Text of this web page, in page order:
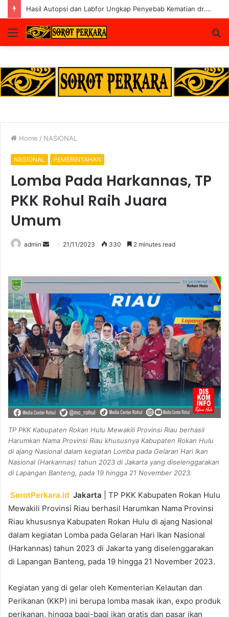
Polres Rohul Kembalikan 6 Kendaraan ke Korban, Pelaku Curanmor Dijerat 7 Tahun Penjara
Menu
Home / NASIONAL
NASIONAL PEMERINTAHAN
Lomba Pada Harkannas, TP
PKK Rohul Raih Juara
Umum
admin
Send 21/11/2023 330 2 minutes read
TP PKK Kabupaten Rokan Hulu Mewakili Provinsi Riau berhasil
Harumkan Nama Provinsi Riau khususnya Kabupaten Rokan Hulu
di ajang Nasional dalam kegiatan Lomba pada Gelaran Hari Ikan
Nasional (Harkannas) tahun 2023 di Jakarta yang diselenggarakan
di Lapangan Banteng, pada 19 hingga 21 November 2023.
SorotPerkara.id Jakarta | TP PKK Kabupaten Rokan Hulu
Mewakili Provinsi Riau berhasil Harumkan Nama Provinsi
Riau khususnya Kabupaten Rokan Hulu di ajang Nasional
dalam kegiatan Lomba pada Gelaran Hari Ikan Nasional
(Harkannas) tahun 2023 di Jakarta yang diselenggarakan
di Lapangan Banteng, pada 19 hingga 21 November 2023.
Kegiatan yang di gelar oleh Kementerian Kelautan dan
Perikanan (KKP) ini berupa lomba masak ikan, expo produk
perikanan, hingga bagi-bagi ikan gratis dan pasar ikan